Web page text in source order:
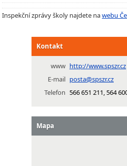
Inspekční zprávy školy najdete nawebu
Kontakt
www http://www.spszr.cz
E-mail posta@spszr.cz
Telefon 566 651 211, 564
Mapa